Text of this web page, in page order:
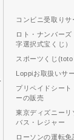
コンビニ受取りサ
ロト・ナンバーズ
字選択式宝くじ）
スポーツくじ
Loppiお取扱いサ
プリペイドシート
ーの販売
東京ディズニー
バス・レジャー
ローソンの運転免